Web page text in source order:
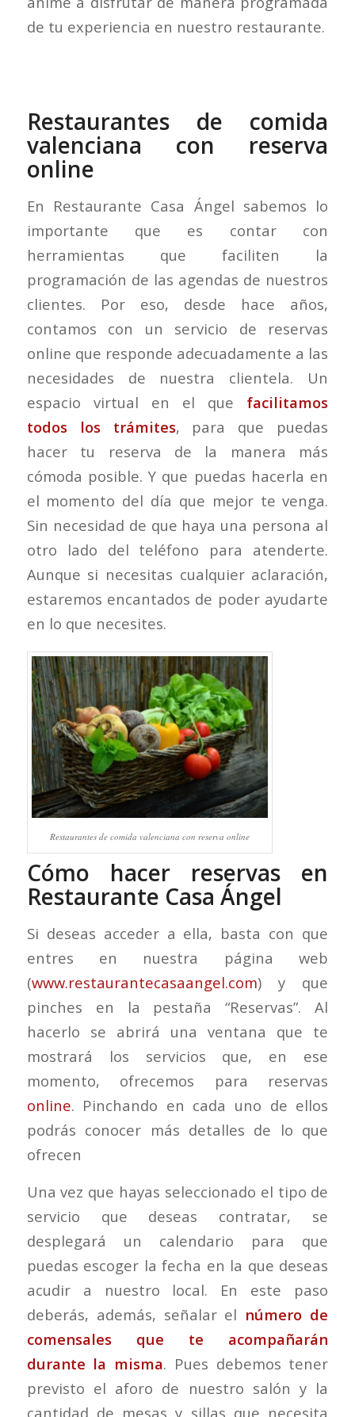
de tu experiencia en nuestro restaurante.
Restaurantes de comida
valenciana con reserva
online
En Restaurante Casa Ángel sabemos lo
importante que es contar con
herramientas que faciliten la
programación de las agendas de nuestros
clientes. Por eso, desde hace años,
contamos con un servicio de reservas
online que responde adecuadamente a las
necesidades de nuestra clientela. Un
espacio virtual en el que facilitamos
todos los trámites, para que puedas
hacer tu reserva de la manera más
cómoda posible. Y que puedas hacerla en
el momento del día que mejor te venga.
Sin necesidad de que haya una persona al
otro lado del teléfono para atenderte.
Aunque si necesitas cualquier aclaración,
estaremos encantados de poder ayudarte
en lo que necesites.
Restaurantes de comida valenciana con reserva online
Cómo hacer reservas en
Restaurante Casa Ángel
Si deseas acceder a ella, basta con que
entres en nuestra página web
(www.restaurantecasaangel.com) y que
pinches en la pestaña “Reservas”. Al
hacerlo se abrirá una ventana que te
mostrará los servicios que, en ese
momento, ofrecemos para reservas
online. Pinchando en cada uno de ellos
podrás conocer más detalles de lo que
ofrecen
Una vez que hayas seleccionado el tipo de
servicio que deseas contratar, se
desplegará un calendario para que
puedas escoger la fecha en la que deseas
acudir a nuestro local. En este paso
deberás, además, señalar el número de
comensales que te acompañarán
durante la misma. Pues debemos tener
previsto el aforo de nuestro salón y la
cantidad de mesas y sillas que necesita